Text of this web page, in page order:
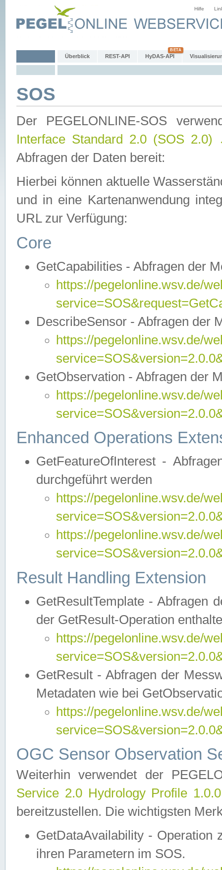
Hilfe
Überblick REST-API HyDAS-API
SOS
Der PEGELONLINE-SOS
Interface Standard 2.0 (SOS 2.0)
Abfragen der Daten bereit:
Hierbei können aktuelle
und in eine Kartenanwendung
URL zur Verfügung:
Core
GetCapabilities - Abfragen der
https://pegelonline.wsv.de/
DescribeSensor - Abfragen der
https://pegelonline.wsv.de/
GetObservation - Abfragen der
https://pegelonline.wsv.de/
Enhanced Operations
GetFeatureOfInterest -
durchgeführt werden
https://pegelonline.wsv.de/
https://pegelonline.wsv.de/
Result Handling Extension
GetResultTemplate - Abfragen
der GetResult-Operation
https://pegelonline.wsv.de/
GetResult - Abfragen der
Metadaten wie bei
https://pegelonline.wsv.de/
OGC Sensor Observation
Weiterhin verwendet der
Service 2.0 Hydrology Profile
bereitzustellen. Die wichtigsten
GetDataAvailability - Operation
ihren Parametern im SOS.